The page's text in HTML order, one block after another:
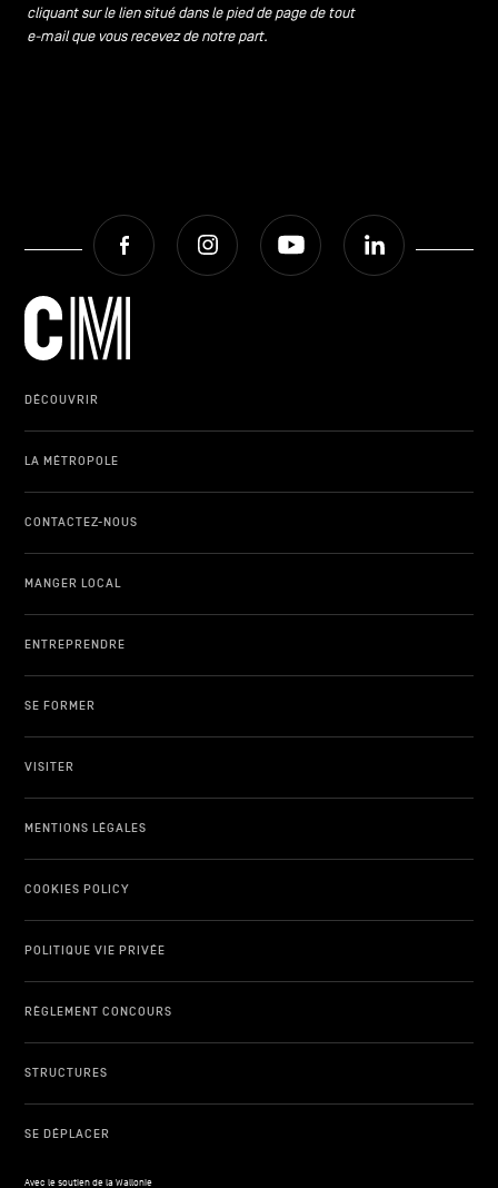
cliquant sur le lien situé dans le pied de page de tout
e-mail que vous recevez de notre part.
Facebook Instagram Youtube
DÉCOUVRIR
LA MÉTROPOLE
CONTACTEZ-NOUS
MANGER LOCAL
ENTREPRENDRE
SE FORMER
VISITER
MENTIONS LÉGALES
COOKIES POLICY
POLITIQUE VIE PRIVÉE
RÈGLEMENT CONCOURS
STRUCTURES
SE DÉPLACER
Avec le soutien de la Wallonie